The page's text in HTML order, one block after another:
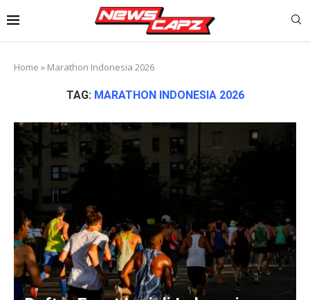
Home » Marathon Indonesia 2026
TAG: MARATHON INDONESIA 2026